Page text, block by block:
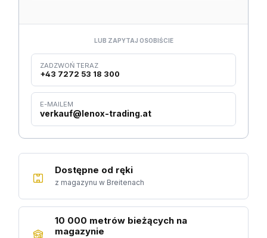
LUB ZAPYTAJ OSOBIŚCIE
ZADZWOŃ TERAZ
+43 7272 53 18 300
E-MAILEM
verkauf@lenox-trading.at
Dostępne od ręki
z magazynu w Breitenach
10 000 metrów bieżących na
magazynie